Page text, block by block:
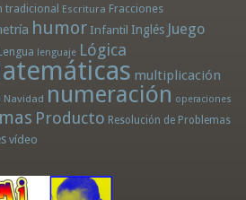
tradicional Escritura Fracciones
humor Infantil Inglés Juego
lenguaje Lógica
multiplicación
Navidad numeración operaciones
Producto Resolución de Problemas
vídeo